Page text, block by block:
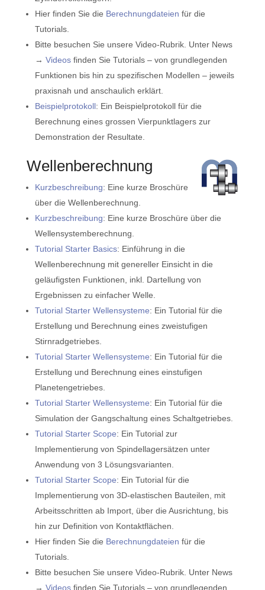
Hier finden Sie die Berechnungdateien für die
Tutorials.
Bitte besuchen Sie unsere Video-Rubrik. Unter News
→ Videosfinden Sie Tutorials – von grundlegenden
Funktionen bis hin zu spezifischen Modellen – jeweils
praxisnah und anschaulich erklärt.
Beispielprotokoll: Ein Beispielprotokoll für die
Berechnung eines grossen Vierpunktlagers zur
Demonstration der Resultate.
Wellenberechnung
Kurzbeschreibung: Eine kurze Broschüre
über die Wellenberechnung.
Kurzbeschreibung: Eine kurze Broschüre über die
Wellensystemberechnung.
Tutorial Starter Basics: Einführung in die
Wellenberechnung mit genereller Einsicht in die
geläufigsten Funktionen, inkl. Dartellung von
Ergebnissen zu einfacher Welle.
Tutorial Starter Wellensysteme: Ein Tutorial für die
Erstellung und Berechnung eines zweistufigen
Stirnradgetriebes.
Tutorial Starter Wellensysteme: Ein Tutorial für die
Erstellung und Berechnung eines einstufigen
Planetengetriebes.
Tutorial Starter Wellensysteme: Ein Tutorial für die
Simulation der Gangschaltung eines Schaltgetriebes.
Tutorial Starter Scope: Ein Tutorial zur
Implementierung von Spindellagersätzen unter
Anwendung von 3 Lösungsvarianten.
Tutorial Starter Scope: Ein Tutorial für die
Implementierung von 3D-elastischen Bauteilen, mit
Arbeitsschritten ab Import, über die Ausrichtung, bis
hin zur Definition von Kontaktflächen.
Hier finden Sie die Berechnungdateien für die
Tutorials.
Bitte besuchen Sie unsere Video-Rubrik. Unter News
→ Videosfinden Sie Tutorials – von grundlegenden